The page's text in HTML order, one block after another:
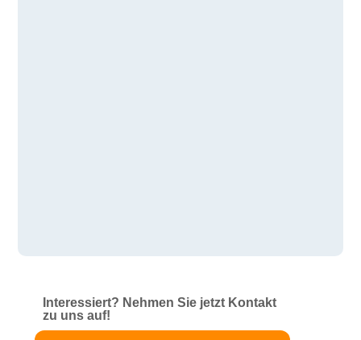
Interessiert? Nehmen Sie jetzt Kontakt
zu uns auf!